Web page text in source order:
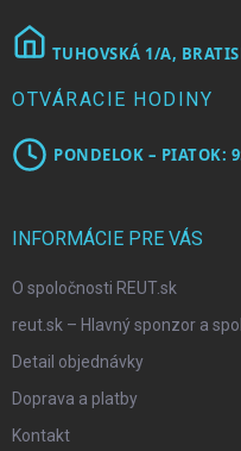
TUHOVSKÁ 1/A,
OTVÁRACIE HODINY
PONDELOK – PIATOK:
INFORMÁCIE PRE VÁS
O spoločnosti REUT.sk
reut.sk – Hlavný sponzor a
Detail objednávky
Doprava a platby
Kontakt